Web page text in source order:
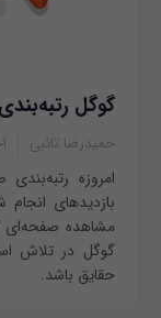
گوگل
حمیدرضا تائبی
امروزه
بازدیدهای انجام
مشاهده صفحه‌ای
گوگل در تلاش
حقایق باشد.